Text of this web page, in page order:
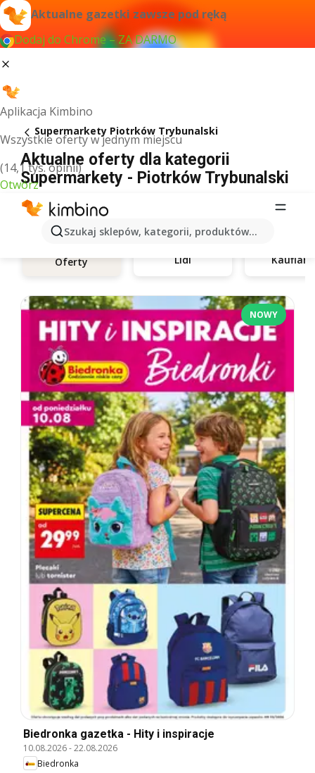
Aktualne gazetki zawsze pod ręką
Dodaj do Chrome – ZA DARMO
Aplikacja Kimbino
Wszystkie oferty w jednym miejscu
(14,1 tys. opinii)
Otwórz
Szukaj sklepów, kategorii, produktów...
Supermarkety Piotrków Trybunalski
Aktualne oferty dla kategorii
Supermarkety - Piotrków Trybunalski
Oferty Lidl
NOWY
Biedronka gazetka - Hity i inspiracje
10.08.2026-22.08.2026
Biedronka